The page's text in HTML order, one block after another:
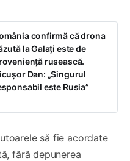
confirmă că drona
la Galați este de
rusească.
Dan: „Singurul
este Rusia”
să fie acordate
fără depunerea